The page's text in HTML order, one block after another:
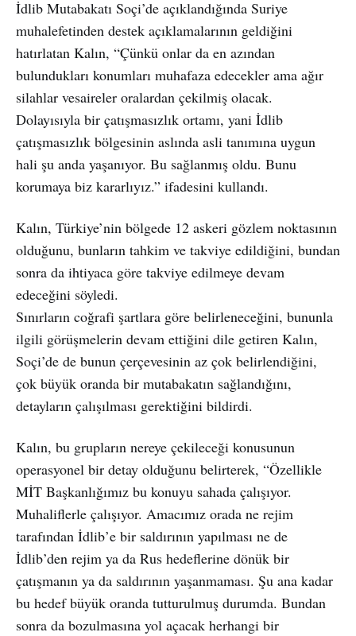
İdlib Mutabakatı Soçi’de açıklandığında Suriye
muhalefetinden destek açıklamalarının geldiğini
hatırlatan Kalın, “Çünkü onlar da en azından
bulundukları konumları muhafaza edecekler ama ağır
silahlar vesaireler oralardan çekilmiş olacak.
Dolayısıyla bir çatışmasızlık ortamı, yani İdlib
çatışmasızlık bölgesinin aslında asli tanımına uygun
hali şu anda yaşanıyor. Bu sağlanmış oldu. Bunu
korumaya biz kararlıyız.” ifadesini kullandı.
Kalın, Türkiye’nin bölgede 12 askeri gözlem noktasının
olduğunu, bunların tahkim ve takviye edildiğini, bundan
sonra da ihtiyaca göre takviye edilmeye devam
edeceğini söyledi.
Sınırların coğrafi şartlara göre belirleneceğini, bununla
ilgili görüşmelerin devam ettiğini dile getiren Kalın,
Soçi’de de bunun çerçevesinin az çok belirlendiğini,
çok büyük oranda bir mutabakatın sağlandığını,
detayların çalışılması gerektiğini bildirdi.
Kalın, bu grupların nereye çekileceği konusunun
operasyonel bir detay olduğunu belirterek, “Özellikle
MİT Başkanlığımız bu konuyu sahada çalışıyor.
Muhaliflerle çalışıyor. Amacımız orada ne rejim
tarafından İdlib’e bir saldırının yapılması ne de
İdlib’den rejim ya da Rus hedeflerine dönük bir
çatışmanın ya da saldırının yaşanmaması. Şu ana kadar
bu hedef büyük oranda tutturulmuş durumda. Bundan
sonra da bozulmasına yol açacak herhangi bir